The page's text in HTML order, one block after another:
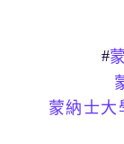
#
蒙納士大